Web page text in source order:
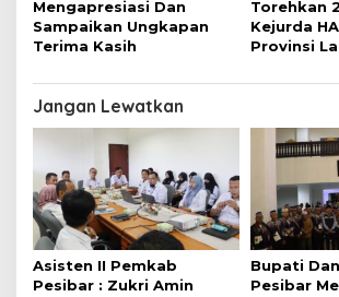
Mengapresiasi Dan
Sampaikan Ungkapan
Terima Kasih
Torehkan
Kejurda
Provinsi
Jangan Lewatkan
Asisten II Pemkab
Pesibar : Zukri Amin
Bupati
Pesibar